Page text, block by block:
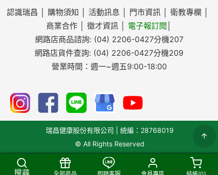
認識瑞昌 購物須知 活動訊息 門市資訊 衛教專欄
商業合作
徵才資訊 電子報訂閱
網路店商品諮詢: (04) 2206-0427分機207
網路店貨件查詢: (04) 2206-0427分機209
營業時間：週一~週五9:00-18:00
瑞昌健康股份有限公司 | 統編：28768019
© All Rights Reserved
搜尋